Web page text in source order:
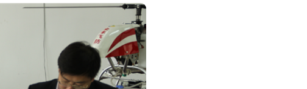
长与罗锡文院士合影
速，特别是近三年来，在国家政策的大力支持下，众多企业积极参
市场的认可。但机制创新仍是主要问题，中国农业航空植保应走政
大户、家庭农场等这种能专门为农民提供农业航空植保的服务载体
要求，但整体水平还有待提高，无人机的核心部件如油动直升机的